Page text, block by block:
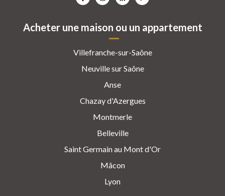
Acheter une maison ou un appartement
Villefranche-sur-Saône
Neuville sur Saône
Anse
Chazay d'Azergues
Montmerle
Belleville
Saint Germain au Mont d'Or
Mâcon
Lyon